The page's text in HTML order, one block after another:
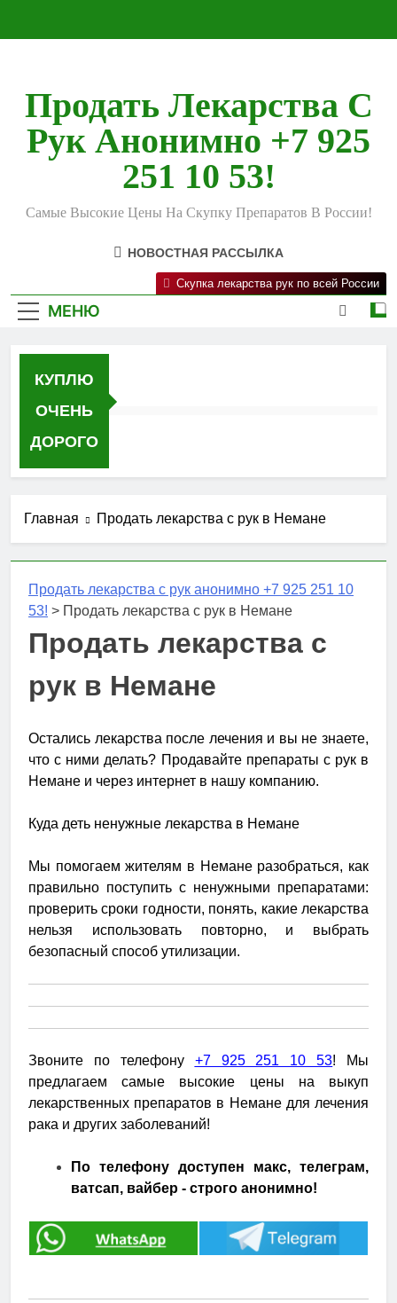
Продать Лекарства С
Рук Анонимно +7 925
251 10 53!
Самые Высокие Цены На Скупку Препаратов В России!
НОВОСТНАЯ РАССЫЛКА
МЕНЮ
Скупка лекарства рук по всей России
КУПЛЮ
ОЧЕНЬ
ДОРОГО
Главная Продать лекарства с рук в Немане
Продать лекарства с рук анонимно +7 925 251 10
53! > Продать лекарства с рук в Немане
Продать лекарства с
рук в Немане
Остались лекарства после лечения и вы не знаете,
что с ними делать? Продавайте препараты с рук в
Немане и через интернет в нашу компанию.
Куда деть ненужные лекарства в Немане
Мы помогаем жителям в Немане разобраться, как
правильно поступить с ненужными препаратами:
проверить сроки годности, понять, какие лекарства
нельзя использовать повторно, и выбрать
безопасный способ утилизации.
Звоните по телефону +7 925 251 10 53! Мы
предлагаем самые высокие цены на выкуп
лекарственных препаратов в Немане для лечения
рака и других заболеваний!
По телефону доступен макс, телеграм,
ватсап, вайбер - строго анонимно!